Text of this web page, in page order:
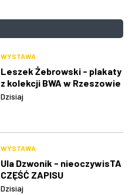
WYSTAWA
Leszek Żebrowski - plakaty
z kolekcji BWA w Rzeszowie
Dzisiaj
WYSTAWA
Ula Dzwonik - nieoczywisTA
CZĘŚĆ ZAPISU
Dzisiaj